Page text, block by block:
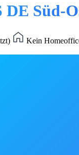
Süd-
Kein